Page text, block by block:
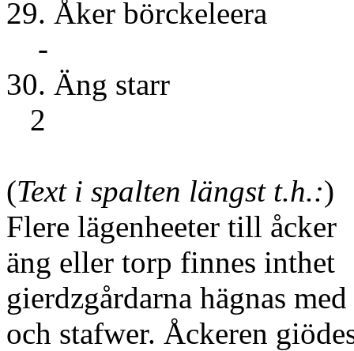
29. Åker
-
30.
2
(Text i spalten längst t.h.:)
Flere lägenheeter till åcker
äng eller torp finnes inthet
gierdzgårdarna hägnas
och stafwer. Åckeren